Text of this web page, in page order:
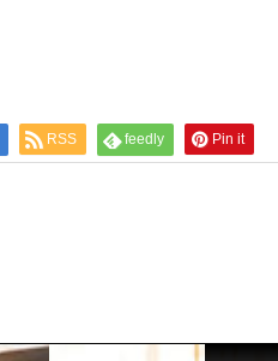
RSS feedly Pin it